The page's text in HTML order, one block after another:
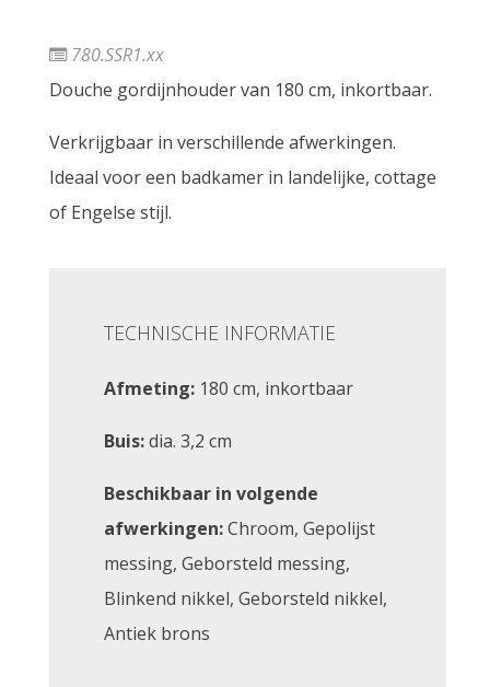
780.SSR1.xx
Douche gordijnhouder van 180 cm, inkortbaar.
Verkrijgbaar in verschillende afwerkingen.
Ideaal voor een badkamer in landelijke, cottage
of Engelse stijl.
TECHNISCHE INFORMATIE
Afmeting: 180 cm, inkortbaar
Buis:dia. 3,2 cm
Beschikbaar in volgende
afwerkingen:Chroom, Gepolijst
messing, Geborsteld messing,
Blinkend nikkel, Geborsteld nikkel,
Antiek brons